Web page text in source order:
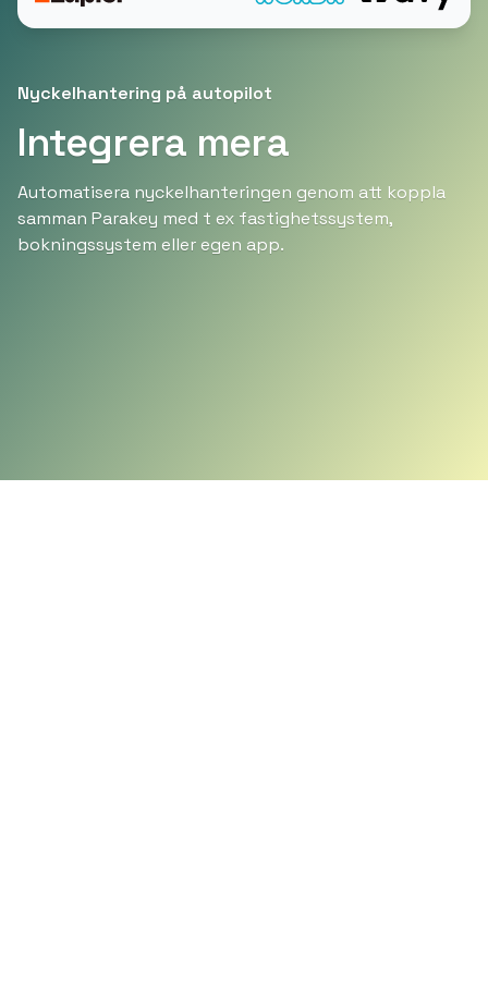
Nyckelhantering på autopilot
Integrera mera
Automatisera nyckelhanteringen genom att koppla
samman Parakey med t ex fastighetssystem,
bokningssystem eller egen app.